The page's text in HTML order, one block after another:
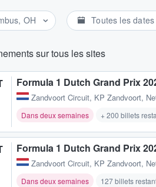
OH Toutes les dates
sur tous les sites
Formula 1 Dutch Grand Prix
Zandvoort Circuit, KP Zandvoort,
Dans deux semaines + 200 billets
Formula 1 Dutch Grand Prix
Zandvoort Circuit, KP Zandvoort,
Dans deux semaines 127 billets